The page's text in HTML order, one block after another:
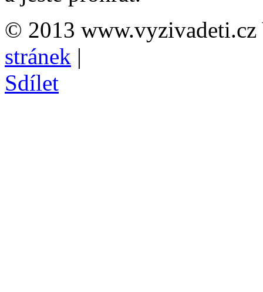
© 2013 www.vyzivadeti.cz
stránek |
Sdílet